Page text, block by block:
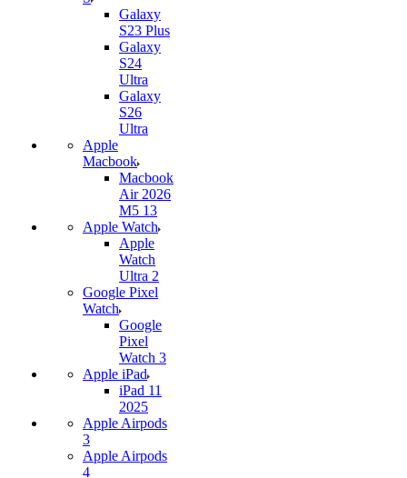
Galaxy
S23 Plus
Galaxy
S24
Ultra
Galaxy
S26
Ultra
Apple
Macbook
Macbook
Air 2026
M5 13
Apple Watch
Apple
Watch
Ultra 2
Google Pixel
Watch
Google
Pixel
Watch 3
Apple iPad
iPad 11
2025
Apple Airpods
3
Apple Airpods
4